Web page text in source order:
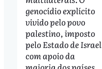
genocídio explícito
vivido pelo povo
palestino, imposto
pelo Estado de Israel
com apoio da